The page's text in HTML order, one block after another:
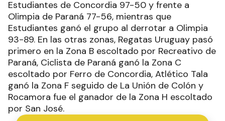
Estudiantes de Concordia 97-50 y frente a
Olimpia de Paraná 77-56, mientras que
Estudiantes ganó el grupo al derrotar a Olimpia
93-89. En las otras zonas, Regatas Uruguay pasó
primero en la Zona B escoltado por Recreativo de
Paraná, Ciclista de Paraná ganó la Zona C
escoltado por Ferro de Concordia, Atlético Tala
ganó la Zona F seguido de La Unión de Colón y
Rocamora fue el ganador de la Zona H escoltado
por San José.